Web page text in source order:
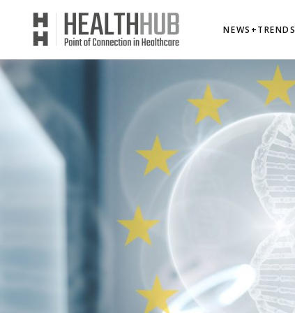
NEWS+TRENDS